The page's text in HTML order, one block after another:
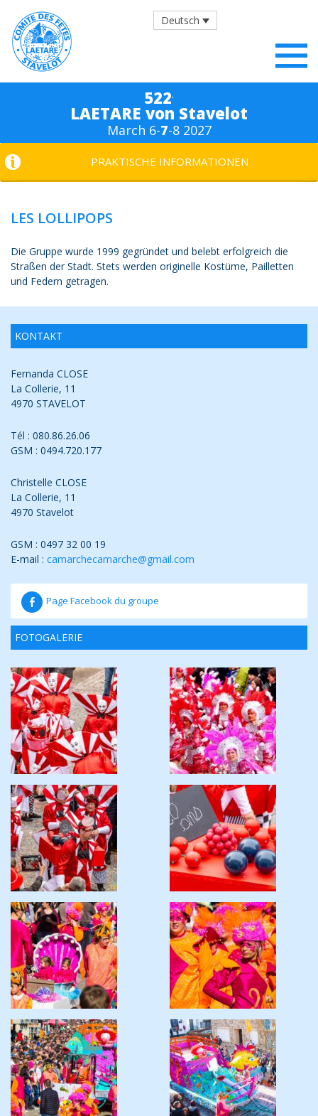
Deutsch
522.
LAETARE von Stavelot
March 6-7-8 2027
PRAKTISCHE INFORMATIONEN
LES LOLLIPOPS
Die Gruppe wurde 1999 gegründet und belebt erfolgreich die
Straßen der Stadt. Stets werden originelle Kostüme, Pailletten
und Federn getragen.
KONTAKT
Fernanda CLOSE
La Collerie, 11
4970 STAVELOT
Tél : 080.86.26.06
GSM : 0494.720.177
Christelle CLOSE
La Collerie, 11
4970 Stavelot
GSM : 0497 32 00 19
E-mail : camarchecamarche@gmail.com
Page Facebook du groupe
FOTOGALERIE